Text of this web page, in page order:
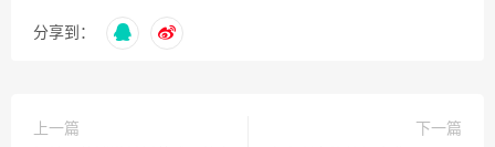
分享到：
上一篇
下一篇